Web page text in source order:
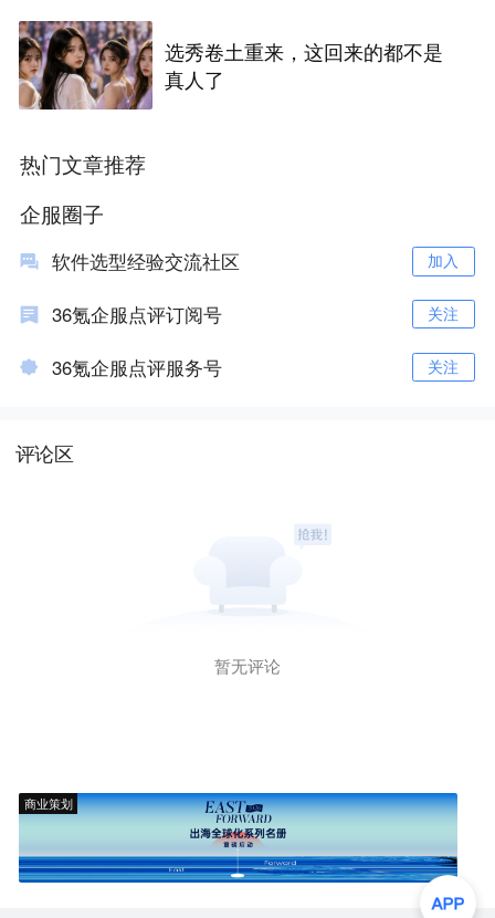
选秀卷土重来，这回来的都不是
真人了
热门文章推荐
企服圈子
软件选型经验交流社区 加入
36氪企服点评订阅号 关注
36氪企服点评服务号 关注
评论区
暂无评论
商业策划